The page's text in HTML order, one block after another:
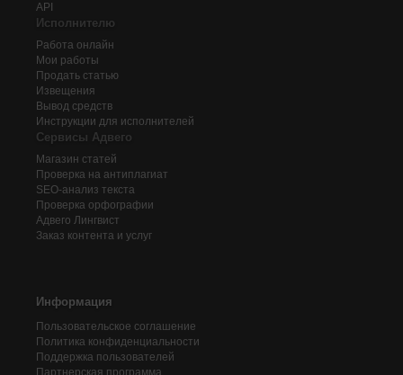
API
Исполнителю
Работа онлайн
Мои работы
Продать статью
Извещения
Вывод средств
Инструкции для исполнителей
Сервисы Адвего
Магазин статей
Проверка на антиплагиат
SEO-анализ текста
Проверка орфографии
Адвего Лингвист
Заказ контента и услуг
Информация
Пользовательское соглашение
Политика конфиденциальности
Поддержка пользователей
Партнерская программа